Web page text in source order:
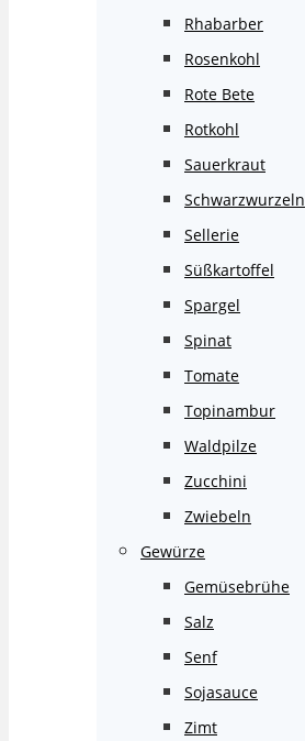
Rhabarber
Rosenkohl
Rote Bete
Rotkohl
Sauerkraut
Schwarzwurzeln
Sellerie
Süßkartoffel
Spargel
Spinat
Tomate
Topinambur
Waldpilze
Zucchini
Zwiebeln
Gewürze
Gemüsebrühe
Salz
Senf
Sojasauce
Zimt